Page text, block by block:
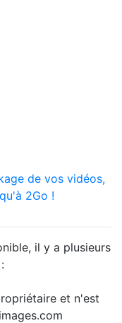
de vos vidéos,
2Go !
il y a plusieurs
et n'est